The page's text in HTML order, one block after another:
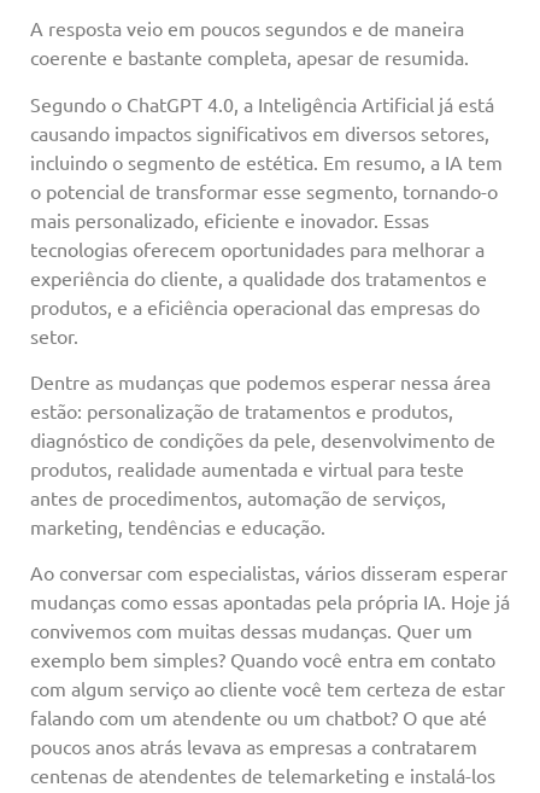
A resposta veio em poucos segundos e de maneira
coerente e bastante completa, apesar de resumida.
Segundo o ChatGPT 4.0, a Inteligência Artificial já está
causando impactos significativos em diversos setores,
incluindo o segmento de estética. Em resumo, a IA tem
o potencial de transformar esse segmento, tornando-o
mais personalizado, eficiente e inovador. Essas
tecnologias oferecem oportunidades para melhorar a
experiência do cliente, a qualidade dos tratamentos e
produtos, e a eficiência operacional das empresas do
setor.
Dentre as mudanças que podemos esperar nessa área
estão: personalização de tratamentos e produtos,
diagnóstico de condições da pele, desenvolvimento de
produtos, realidade aumentada e virtual para teste
antes de procedimentos, automação de serviços,
marketing, tendências e educação.
Ao conversar com especialistas, vários disseram esperar
mudanças como essas apontadas pela própria IA. Hoje já
convivemos com muitas dessas mudanças. Quer um
exemplo bem simples? Quando você entra em contato
com algum serviço ao cliente você tem certeza de estar
falando com um atendente ou um chatbot? O que até
poucos anos atrás levava as empresas a contratarem
centenas de atendentes de telemarketing e instalá-los